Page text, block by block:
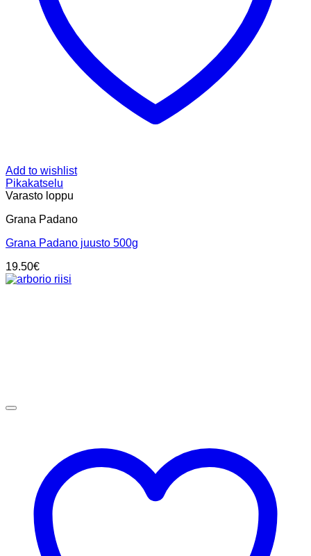
Add to wishlist
Pikakatselu
Varasto loppu
Grana Padano
Grana Padano juusto 500g
19.50€